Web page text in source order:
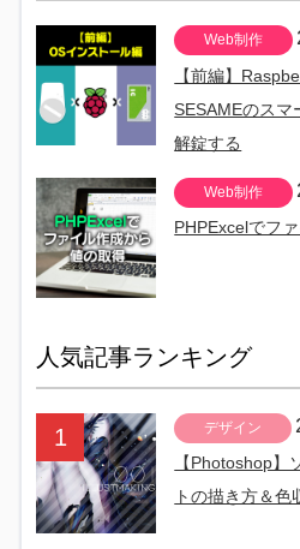
Web制作
【前編】
SESAMEのスマ
解錠する
Web制作
PHPExcelでフ
人気記事ランキング
デザイン
【Photoshop】
トの描き方＆色